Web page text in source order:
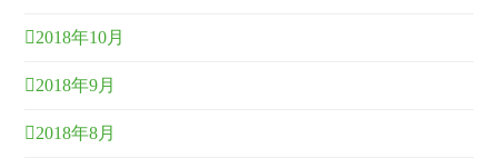
2018年10月
2018年9月
2018年8月